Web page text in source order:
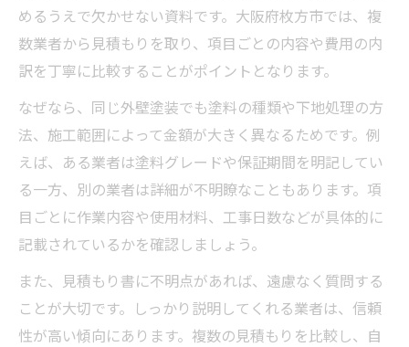
めるうえで欠かせない資料です。大阪府枚方市では、複
数業者から見積もりを取り、項目ごとの内容や費用の内
訳を丁寧に比較することがポイントとなります。
なぜなら、同じ外壁塗装でも塗料の種類や下地処理の方
法、施工範囲によって金額が大きく異なるためです。例
えば、ある業者は塗料グレードや保証期間を明記してい
る一方、別の業者は詳細が不明瞭なこともあります。項
目ごとに作業内容や使用材料、工事日数などが具体的に
記載されているかを確認しましょう。
また、見積もり書に不明点があれば、遠慮なく質問する
ことが大切です。しっかり説明してくれる業者は、信頼
性が高い傾向にあります。複数の見積もりを比較し、自